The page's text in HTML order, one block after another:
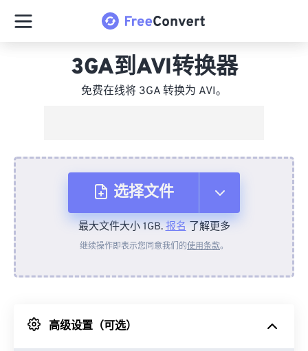
3GA到AVI转换器
免费在线将 3GA 转换为 AVI。
选择文件
从设备
来自 Google Drive
最大文件大小 1GB.报名了解更多
继续操作即表示您同意我们的使用条款。
高级设置（可选）